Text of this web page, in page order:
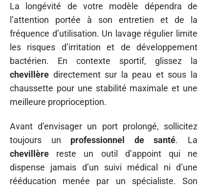
La longévité de votre modèle dépendra de
l’attention portée à son entretien et de la
fréquence d’utilisation. Un lavage régulier limite
les risques d’irritation et de développement
bactérien. En contexte sportif, glissez la
chevillère directement sur la peau et sous la
chaussette pour une stabilité maximale et une
meilleure proprioception.
Avant d’envisager un port prolongé, sollicitez
toujours un professionnel de santé. La
chevillère reste un outil d’appoint qui ne
dispense jamais d’un suivi médical ni d’une
rééducation menée par un spécialiste. Son